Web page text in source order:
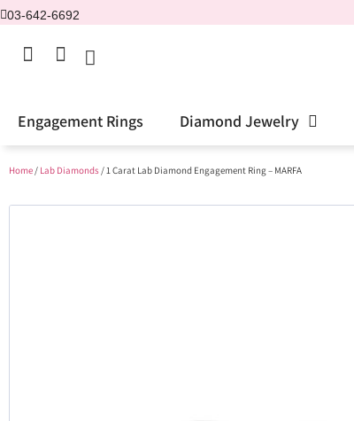
03-642-6692
Engagement Rings Diamond Jewelry
Home/ Lab Diamonds/ 1 Carat Lab Diamond Engagement Ring – MARFA